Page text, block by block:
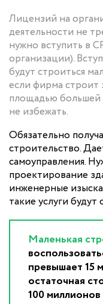
Лицензий на
деятельности не
нужно вступить в
организации).
будут строиться
если фирма строит
площадью большей
не избежать.
Обязательно
строительство.
самоуправления.
проектирование
инженерные
такие услуги
Маленькая
превышает 15
остаточная
100